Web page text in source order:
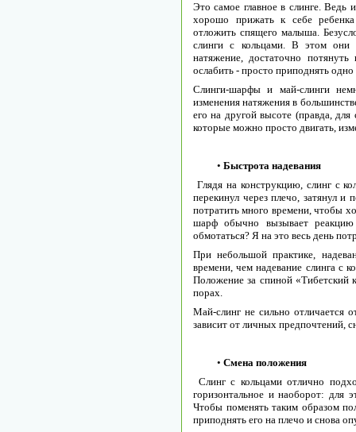
Это самое главное в слинге. Ведь
хорошо прижать к себе
отложить спящего малыша.
слинги с кольцами. В этом они
натяжение, достаточно
ослабить - просто приподнять одно
Слинги-шарфы и май-слинги
изменения натяжения в
его на другой высоте (правда,
которые можно просто двигать,
• Быстрота надевания
Глядя на конструкцию, слинг с
перекинул через плечо, затянул
потратить много времени, чтобы
шарф обычно вызывает
обмотаться? Я на это весь день
При небольшой практике,
времени, чем надевание слинга с
Положение за спиной «Тибетский
порах.
Май-слинг не сильно отличается
зависит от личных предпочтений,
• Смена положения
Слинг с кольцами отлично
горизонтальное и наоборот: для
Чтобы поменять таким образом
приподнять его на плечо и снова